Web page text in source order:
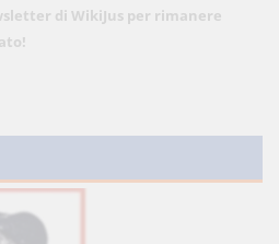
di WikiJus per rimanere